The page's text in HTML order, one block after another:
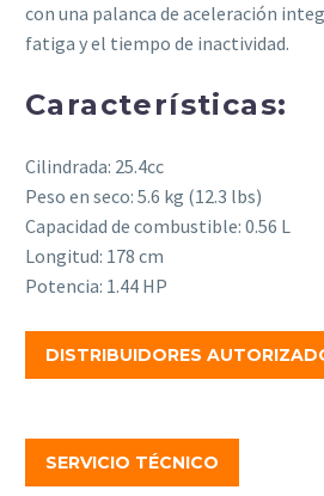
con una palanca de aceleración
fatiga y el tiempo de inactividad.
Características:
Cilindrada: 25.4cc
Peso en seco: 5.6 kg (12.3 lbs)
Capacidad de combustible: 0.56 L
Longitud: 178 cm
Potencia: 1.44 HP
DISTRIBUIDORES
SERVICIO TÉCNICO